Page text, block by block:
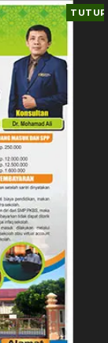
TUTUP